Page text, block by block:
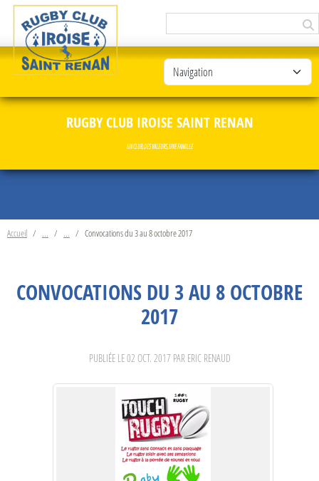
RUGBY CLUB IROISE SAINT RENAN
UN CLUB, DES VALEURS, UNE FAMILLE
Accueil Convocations du 3 au 8 octobre 2017
CONVOCATIONS DU 3 AU 8 OCTOBRE
2017
PUBLIÉE LE02 OCT. 2017 PAR ERIC RENAUD
Panneau de gestion des cookies